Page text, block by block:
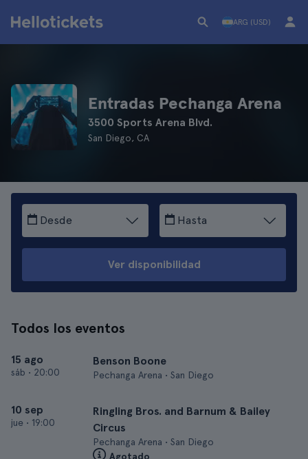
ARG (USD)
Entradas Pechanga Arena
3500 Sports Arena Blvd.
San Diego, CA
Desde Hasta
Ver disponibilidad
Todos los eventos
15 ago
sáb • 20:00
Benson Boone
Pechanga Arena • San Diego
10 sep
jue • 19:00
Ringling Bros. and Barnum & Bailey
Circus
Pechanga Arena • San Diego
Agotado